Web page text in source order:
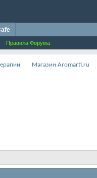
Правила Форума
Магазин Aromarti.ru